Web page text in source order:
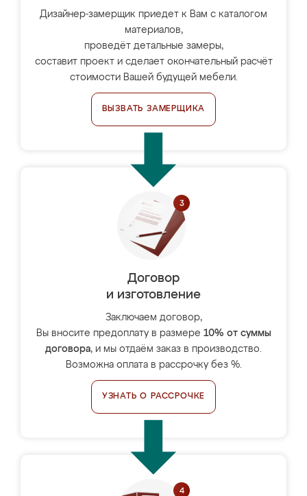
Дизайнер-замерщик приедет к Вам с каталогом
материалов,
проведёт детальные замеры,
составит проект и сделает окончательный расчёт
стоимости Вашей будущей мебели.
ВЫЗВАТЬ ЗАМЕРЩИКА
Договор
и изготовление
Заключаем договор,
Вы вносите предоплату в размере 10% от суммы
договора, и мы отдаём заказ в производство.
Возможна оплата в рассрочку без %.
УЗНАТЬ О РАССРОЧКЕ